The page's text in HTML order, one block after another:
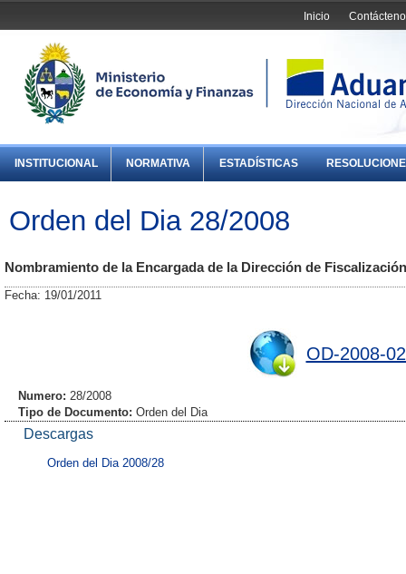
Inicio
INSTITUCIONAL NORMATIVA ESTADÍSTICAS
Orden del Dia 28/2008
Nombramiento de la Encargada de la Dirección de
Fecha: 19/01/2011
OD-2008-
Numero: 28/2008
Tipo de Documento: Orden del Dia
Descargas
Orden del Dia 2008/28